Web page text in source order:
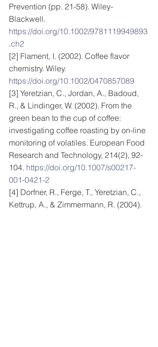
Prevention (pp. 21-58). Wiley-
Blackwell.
https://doi.org/10.1002/9781119949893
.ch2
[2] Flament, I. (2002). Coffee flavor
chemistry. Wiley.
https://doi.org/10.1002/0470857089
[3] Yeretzian, C., Jordan, A., Badoud,
R., & Lindinger, W. (2002). From the
green bean to the cup of coffee:
investigating coffee roasting by on-line
monitoring of volatiles. European Food
Research and Technology, 214(2), 92-
104. https://doi.org/10.1007/s00217-
001-0421-2
[4] Dorfner, R., Ferge, T., Yeretzian, C.,
Kettrup, A., & Zimmermann, R. (2004).